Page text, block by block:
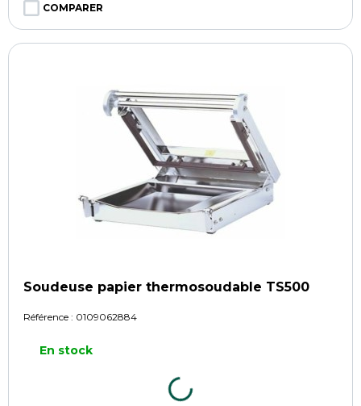
COMPARER
Soudeuse papier thermosoudable TS500
Référence : 0109062884
En stock